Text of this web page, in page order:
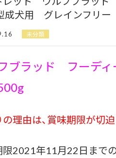
成犬用 グレインフリ
未分類
ブラッド フーデ
理由は、賞味期限が切迫
2021年11月22日まで